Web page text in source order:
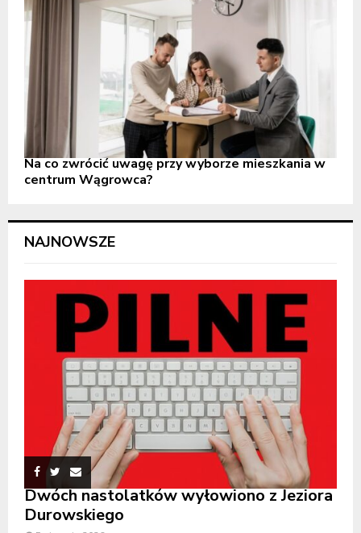
Na co zwrócić uwagę przy wyborze mieszkania w
centrum Wągrowca?
NAJNOWSZE
Dwóch nastolatków wyłowiono z Jeziora
Durowskiego